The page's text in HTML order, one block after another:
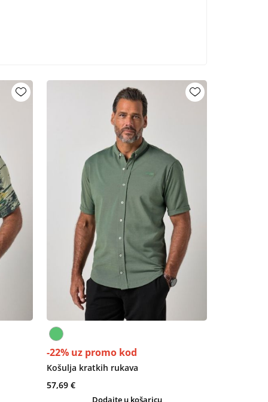
-22% uz promo kod
Košulja kratkih rukava
57,69 €
Dodajte u košaricu